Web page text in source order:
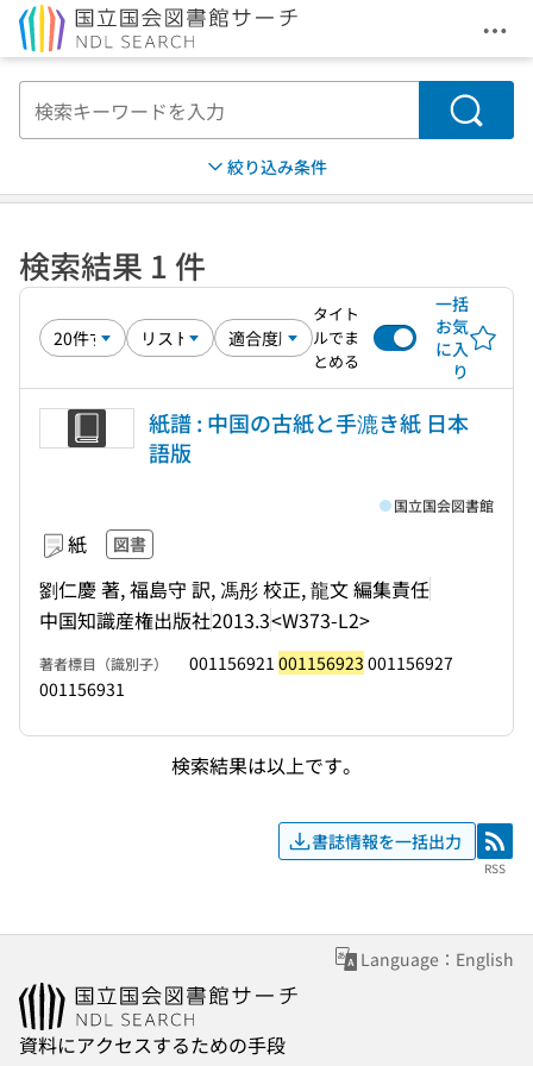
メ
検索
絞り込み条件
検索結果 1 件
タイト
ルでま
とめる
一括
お気
に入
り
紙譜 : 中国の古紙と手漉き紙 日本
語版
紙 図書
劉仁慶 著, 福島守 訳, 馮彤 校正, 龍文 編集責任
中国知識産権出版社2013.3<W373-L2>
国立国会図書館
著者標目（識別子） 001156921 001156923 001156927
001156931
検索結果は以上です。
書誌情報を一括出力 RSS
RSS
Language：English
資料にアクセスするための手段